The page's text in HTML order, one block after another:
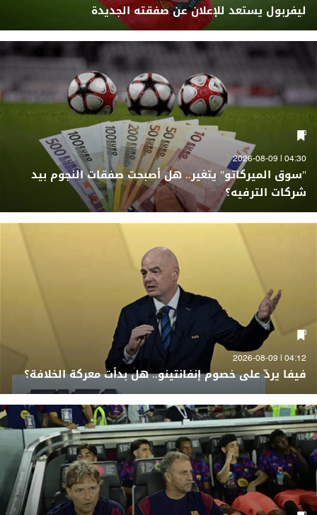
ليفربول يستعد للإعلان عن صفقته الجديدة
04:30 | 2026-08-09
"سوق الميركاتو" يتغير.. هل أصبحت صفقات النجوم بيد
شركات الترفيه؟
04:12 | 2026-08-09
فيفا يردّ على خصوم إنفانتينو.. هل بدأت معركة الخلافة؟